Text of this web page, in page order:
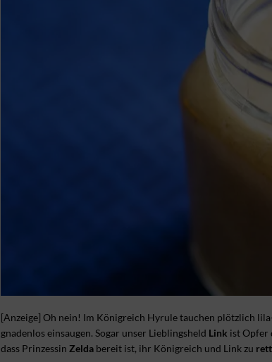
[Anzeige] Oh nein! Im Königreich Hyrule tauchen plötzlich
gnadenlos einsaugen. Sogar unser Lieblingsheld Link ist Opfer
dass Prinzessin Zelda bereit ist, ihr Königreich und Link zu